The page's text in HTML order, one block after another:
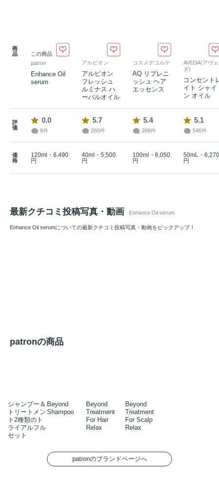
商
品
この商品
patron
Enhance Oil
serum
アルビオン
アルビオン
フレッシュ
ルミナス ハ
ーバルオイル
コスメデコルテ
AQ リプレニ
ッシュ ヘア
エッセンス
AVEDA(アヴェ
ダ)
コンセント
イト シャイ
ン オイル
評
価
0.0
6件
5.7
260件
5.4
268件
5.1
546件
価
格
120ml・6,490
円
40ml・5,500
円
100ml・6,050
円
50mL・6,270
円
最新クチコミ投稿写真・動画 Enhance Oil serum
Enhance Oil serumについての最新クチコミ投稿写真・動画をピックアップ！
patronの商品
シャンプー＆
トリートメン
ト2種類のト
ライアルフル
セット
Beyond
Shampoo
Beyond
Treatment
For Hair
Relax
Beyond
Treatment
For Scalp
Relax
patronのブランドページへ